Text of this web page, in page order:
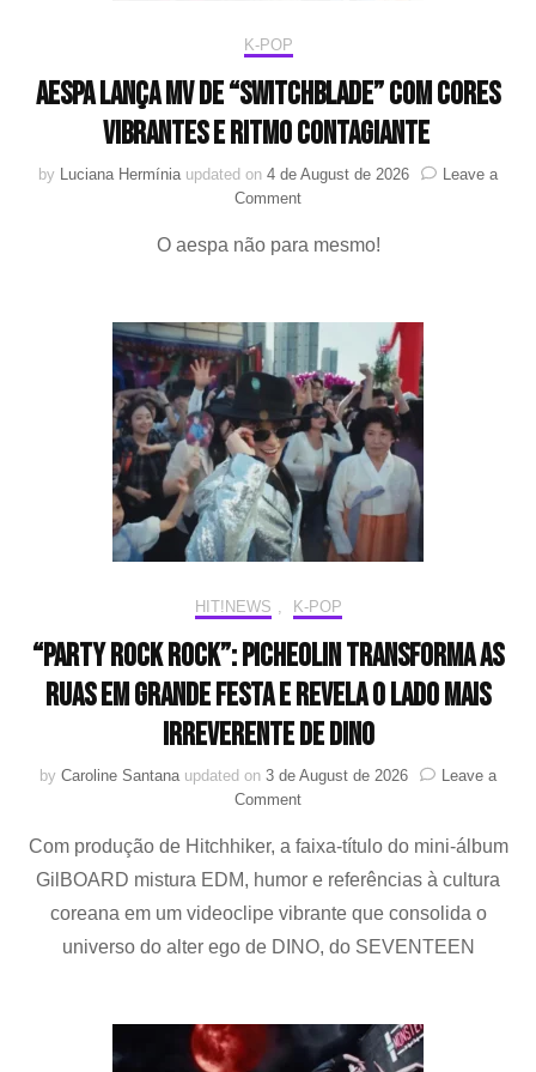
K-POP
aespa lança MV de “Switchblade” com cores
vibrantes e ritmo contagiante
by Luciana Hermínia updated on 4 de August de 2026
Leave a
Commenton
lança
cores
vibrantes
e
ritmo
contagiante
O aespa não para mesmo!
HIT!NEWS K-POP
“Party Rock Rock”: Picheolin transforma as
ruas em grande festa e revela o lado mais
irreverente de DINO
by Caroline Santana updated on 3 de August de 2026
Leave a
Commenton
Rock
transforma
as
festa
Com produção de Hitchhiker, a faixa-título do mini-álbum
GilBOARD mistura EDM, humor e referências à cultura
coreana em um videoclipe vibrante que consolida o
universo do alter ego de DINO, do SEVENTEEN